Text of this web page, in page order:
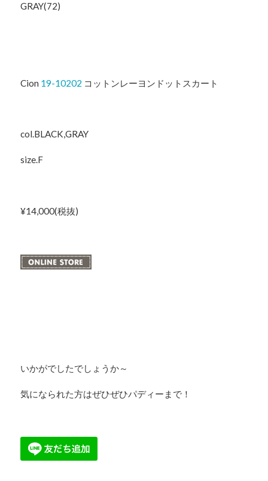
GRAY(72)
Cion 19-10202 コットンレーヨンドットスカート
col.BLACK,GRAY
size.F
¥14,000(税抜)
いかがでしたでしょうか～
気になられた方はぜひぜひパディーまで！